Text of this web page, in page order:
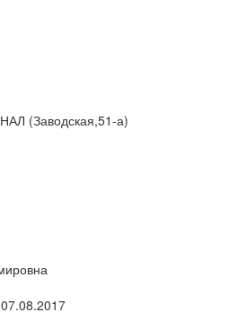
(Заводская,51-а)